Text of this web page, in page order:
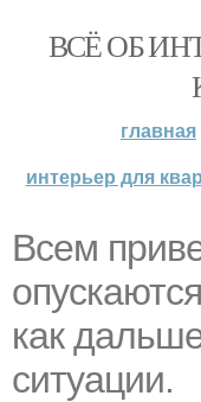
ВСЁ ОБ
главная
интерьер для
Всем
как
ситуации.